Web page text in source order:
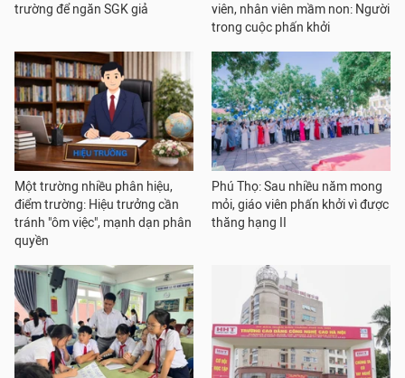
trường để ngăn SGK giả
viên, nhân viên mầm non: Người
trong cuộc phấn khởi
Một trường nhiều phân hiệu,
điểm trường: Hiệu trưởng cần
tránh "ôm việc", mạnh dạn phân
quyền
Phú Thọ: Sau nhiều năm mong
mỏi, giáo viên phấn khởi vì được
thăng hạng II